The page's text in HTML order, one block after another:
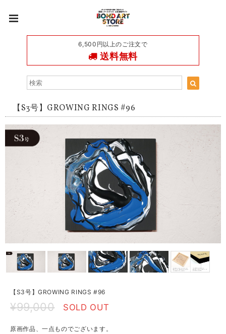
6,500円以上のご注文で
送料無料
【S3号】GROWING RINGS #96
【S3号】GROWING RINGS #96
¥99,000 SOLD OUT
原画作品、一点ものでございます。